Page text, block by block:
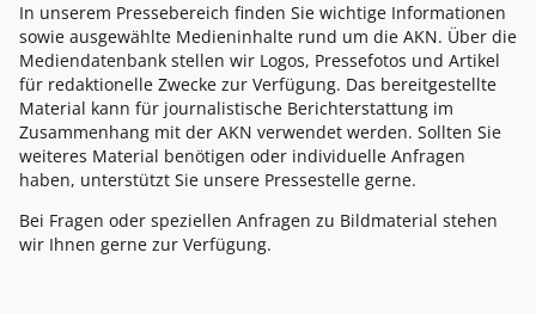
In unserem Pressebereich finden Sie wichtige Informationen
sowie ausgewählte Medieninhalte rund um die AKN. Über die
Mediendatenbank stellen wir Logos, Pressefotos und Artikel
für redaktionelle Zwecke zur Verfügung. Das bereitgestellte
Material kann für journalistische Berichterstattung im
Zusammenhang mit der AKN verwendet werden. Sollten Sie
weiteres Material benötigen oder individuelle Anfragen
haben, unterstützt Sie unsere Pressestelle gerne.
Bei Fragen oder speziellen Anfragen zu Bildmaterial stehen
wir Ihnen gerne zur Verfügung.